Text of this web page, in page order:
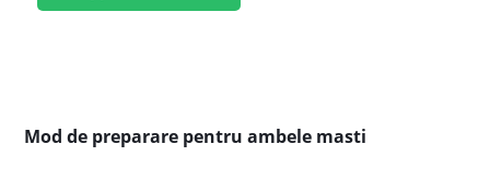
Mod de preparare pentru ambele masti